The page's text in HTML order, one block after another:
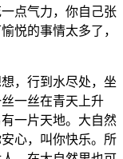
点气力，你自己张
悦的事情太多了，
，行到水尽处，坐
一丝在青天上升
一片天地。大自然
心，叫你快乐。所